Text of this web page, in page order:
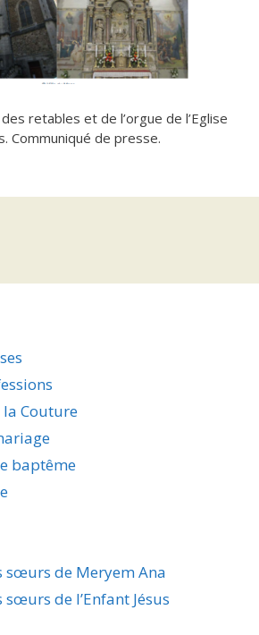
retables et de l’orgue de l’Eglise
Communiqué de presse.
la Couture
baptême
sœurs de Meryem Ana
de l’Enfant Jésus